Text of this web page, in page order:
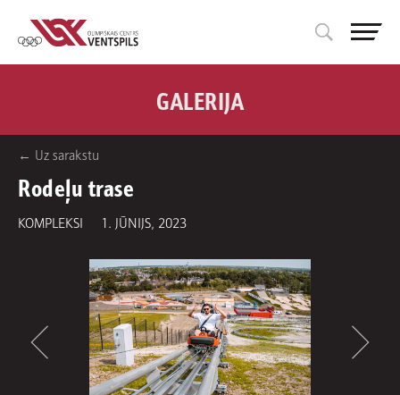
← Uz sarakstu
GALERIJA
Rodeļu trase
KOMPLEKSI 1. JŪNIJS, 2023